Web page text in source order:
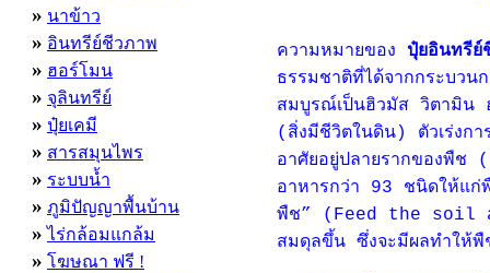
» นาข้าว
» อินทรีย์ชีวภาพ
» ฮอร์โมน
» จุลินทรีย์
» ปุ๋ยเคมี
» สารสมุนไพร
» ระบบน้ำ
» ภูมิปัญญาพื้นบ้าน
» ไร่กล้อมแกล้ม
» โฆษณา ฟรี !
ความหมายของ ปุ๋ยอินทรี
ธรรมชาติที่ได้จากกระบว
สมบูรณ์เป็นฮิวมัส วิตามิน
(สิ่งมีชีวิตในดิน) ตัวเร่ง
อาศัยอยู่ปลายรากของพืช
อาหารกว่า 93 ชนิดให้แก่
พืช” (Feed the soil
สมดุลขึ้น ซึ่งจะมีผลทำให้พื